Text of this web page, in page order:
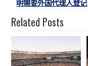
明需要外国代理人登记
Related Posts